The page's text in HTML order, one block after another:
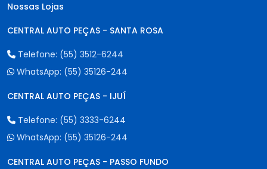
Nossas Lojas
CENTRAL AUTO PEÇAS - SANTA ROSA
Telefone: (55) 3512-6244
WhatsApp: (55) 35126-244
CENTRAL AUTO PEÇAS - IJUÍ
Telefone: (55) 3333-6244
WhatsApp: (55) 35126-244
CENTRAL AUTO PEÇAS - PASSO FUNDO